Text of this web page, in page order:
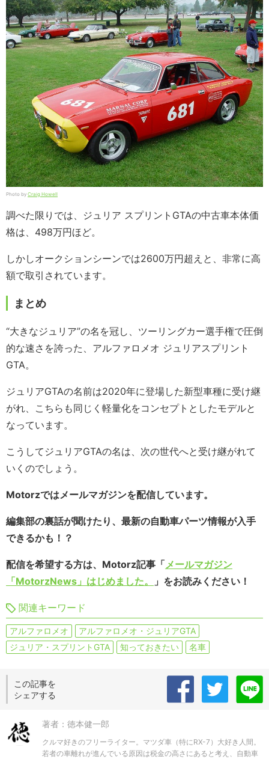
Photo by Craig Howell
調べた限りでは、ジュリア スプリントGTAの中古車本体価
格は、498万円ほど。
しかしオークションシーンでは2600万円超えと、非常に高
額で取引されています。
まとめ
“大きなジュリア”の名を冠し、ツーリングカー選手権で圧倒
的な速さを誇った、アルファロメオ ジュリアスプリント
GTA。
ジュリアGTAの名前は2020年に登場した新型車種に受け継
がれ、こちらも同じく軽量化をコンセプトとしたモデルと
なっています。
こうしてジュリアGTAの名は、次の世代へと受け継がれて
いくのでしょう。
Motorzではメールマガジンを配信しています。
編集部の裏話が聞けたり、最新の自動車パーツ情報が入手
できるかも！？
配信を希望する方は、Motorz記事「メールマガジン
「MotorzNews」はじめました。
」をお読みください！
関連キーワード
アルファロメオ
アルファロメオ・ジュリアGTA
ジュリア・スプリントGTA
知っておきたい 名車
この記事を
シェアする
著者：徳本健一郎
クルマ好きのフリーライター。マツダ車（特にRX-7）大好き人間。
若者の車離れが進んでいる原因は税金の高さにあると考え、自動車